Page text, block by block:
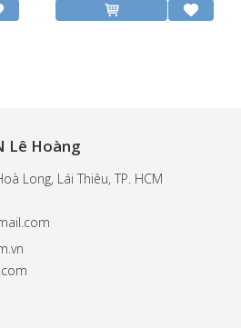
Lê Hoàng
Long, Lái Thiêu, TP. HCM